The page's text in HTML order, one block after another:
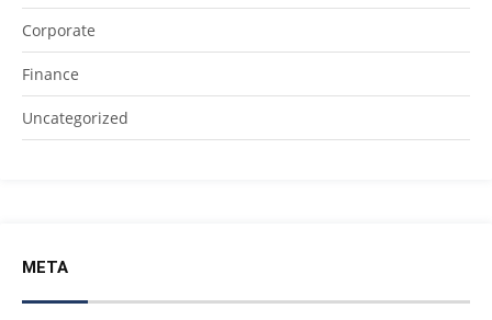
Corporate
Finance
Uncategorized
META